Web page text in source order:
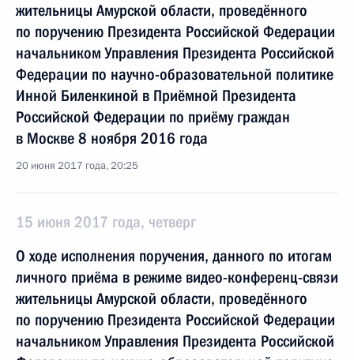
жительницы Амурской области, проведённого
по поручению Президента Российской Федерации
начальником Управления Президента Российской
Федерации по научно-образовательной политике
Инной Биленкиной в Приёмной Президента
Российской Федерации по приёму граждан
в Москве 8 ноября 2016 года
20 июня 2017 года, 20:25
15 июня 2017 года, четверг
О ходе исполнения поручения, данного по итогам
личного приёма в режиме видео-конференц-связи
жительницы Амурской области, проведённого
по поручению Президента Российской Федерации
начальником Управления Президента Российской